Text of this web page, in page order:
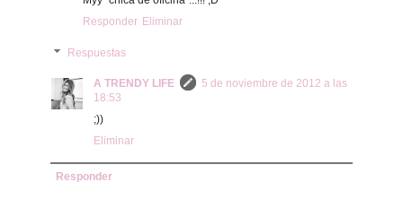
Responder Eliminar
Respuestas
A TRENDY LIFE
5 de noviembre de 2012 a las
18:53
;))
Eliminar
Responder